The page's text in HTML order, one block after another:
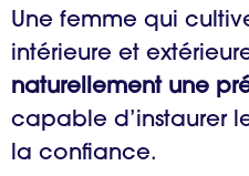
Une femme qui
intérieure et
naturellement une
capable d’instaurer
la confiance.